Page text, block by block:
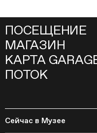
ПОСЕЩЕНИЕ
МАГАЗИН
КАРТА
ПОТОК
Сейчас в Музее